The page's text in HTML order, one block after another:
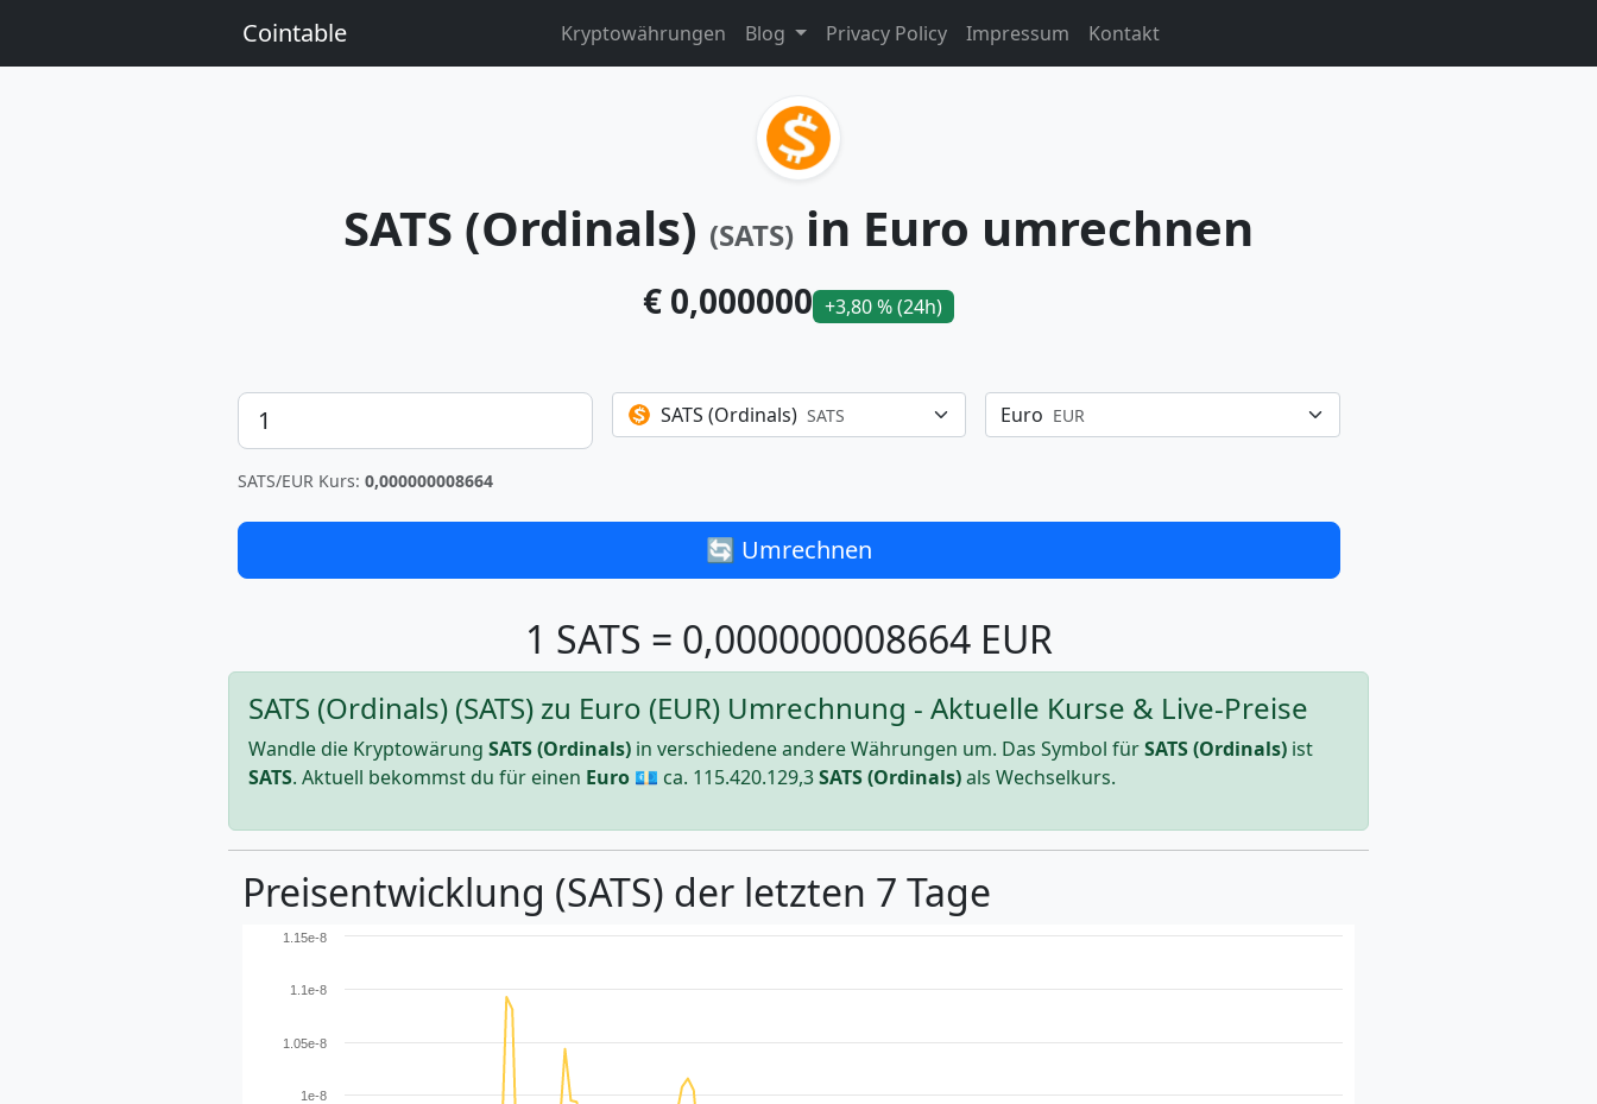
Cointable Kryptowährungen Blog Privacy Policy Impressum Kontakt
SATS (Ordinals) (SATS) in Euro umrechnen
€ 0,000000 +3,80 % (24h)
Betrag SATS (Ordinals) SATS Euro EUR
SATS/EUR Kurs: 0,000000008664
🔄 Umrechnen
1 SATS = 0,000000008664 EUR
SATS (Ordinals) (SATS) zu Euro (EUR) Umrechnung - Aktuelle Kurse & Live-Preise
Wandle die Kryptowärung SATS (Ordinals) in verschiedene andere Währungen um. Das Symbol fürSATS (Ordinals) ist
SATS. Aktuell bekommst du für einen Euro 💶 ca. 115.420.129,3SATS (Ordinals)als Wechselkurs.
Preisentwicklung (SATS) der letzten 7 Tage
1e-8
1.05e-8
1.1e-8
1.15e-8